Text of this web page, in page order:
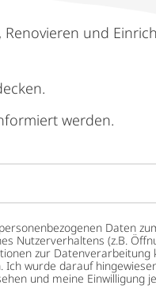
und
werden.
Daten
Nutzerverhaltens (z.B.
zur Datenverarbeitung
Ich wurde darauf
und meine Einwilligung